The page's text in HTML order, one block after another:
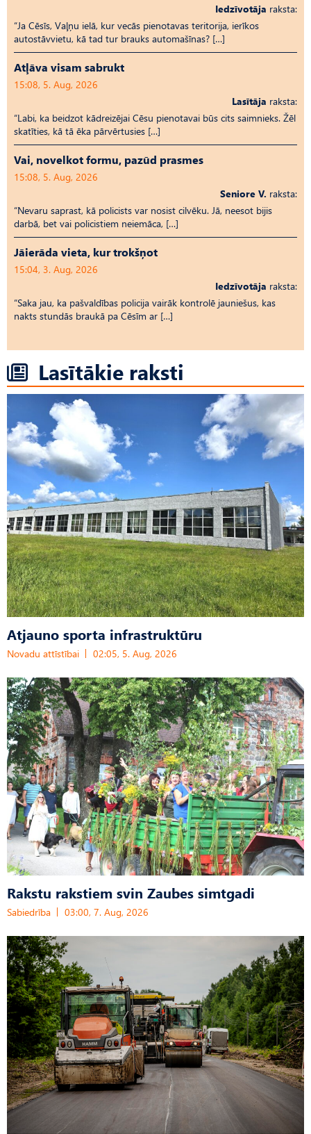
Iedzīvotāja raksta:
“Ja Cēsīs, Vaļņu ielā, kur vecās pienotavas teritorija, ierīkos
autostāvvietu, kā tad tur brauks automašīnas? […]
Atļāva visam sabrukt
15:08, 5. Aug, 2026
Lasītāja raksta:
“Labi, ka beidzot kādreizējai Cēsu pienotavai būs cits saimnieks. Žēl
skatīties, kā tā ēka pārvērtusies […]
Vai, novelkot formu, pazūd prasmes
15:08, 5. Aug, 2026
Seniore V. raksta:
“Nevaru saprast, kā policists var nosist cilvēku. Jā, neesot bijis
darbā, bet vai policistiem neiemāca, […]
Jāierāda vieta, kur trokšņot
15:04, 3. Aug, 2026
Iedzīvotāja raksta:
“Saka jau, ka pašvaldības policija vairāk kontrolē jauniešus, kas
nakts stundās braukā pa Cēsīm ar […]
Lasītākie raksti
Atjauno sporta infrastruktūru
Novadu attīstībai 02:05, 5. Aug, 2026
Rakstu rakstiem svin Zaubes simtgadi
Sabiedrība 03:00, 7. Aug, 2026